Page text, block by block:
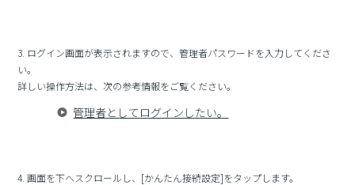
3. ログイン画面が表示されますので、管理者パスワードを入力してくださ
い。
詳しい操作方法は、次の参考情報をご覧ください。
管理者としてログインしたい。
4. 画面を下へスクロールし、[かんたん接続設定]をタップします。